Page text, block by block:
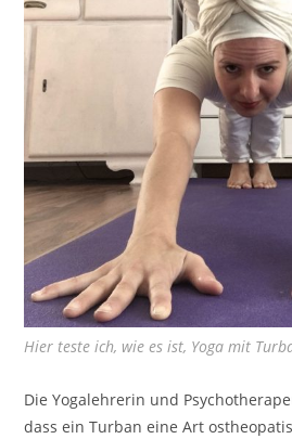
Hier teste ich, wie es ist, Yoga mit
Die Yogalehrerin und
dass ein Turban eine Art